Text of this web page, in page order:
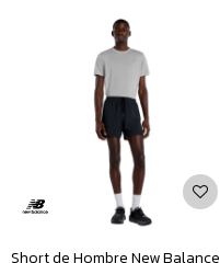
Short de Hombre New Balance